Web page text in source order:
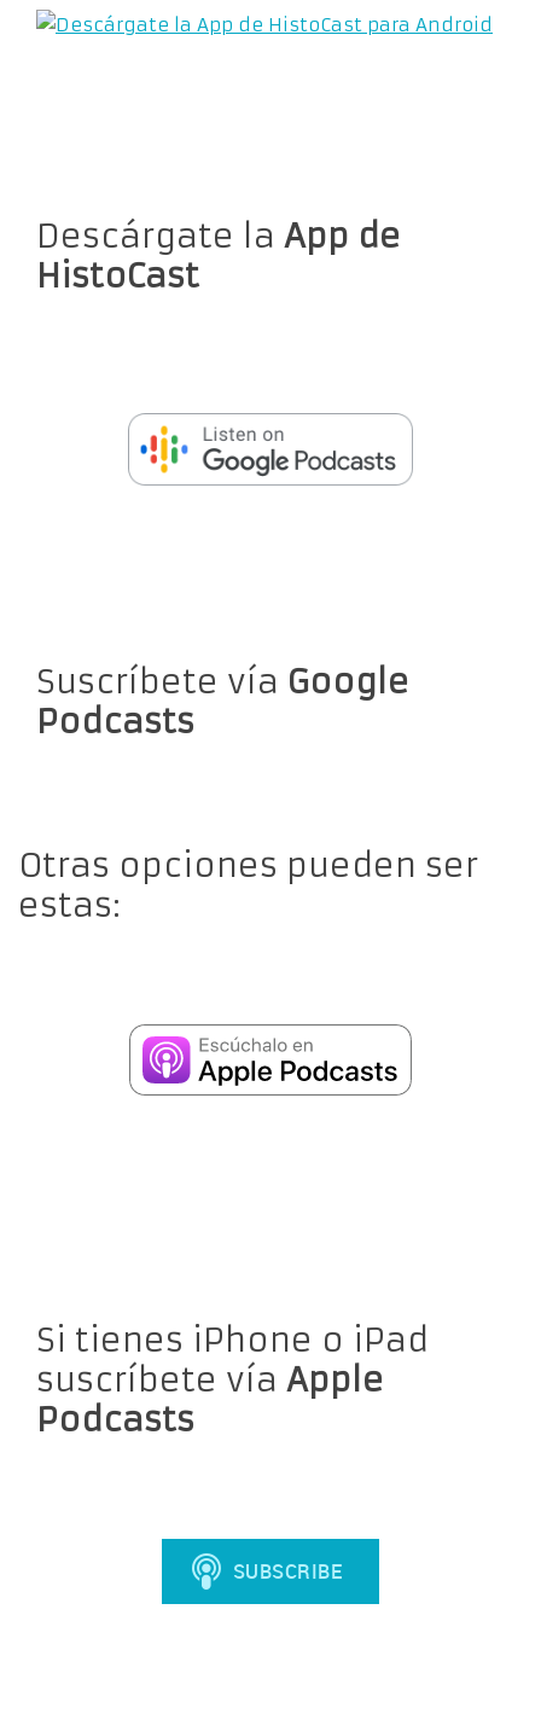
Descárgate la App de
HistoCast
Suscríbete vía Google
Podcasts
Otras opciones pueden ser
estas:
Si tienes iPhone o iPad
suscríbete vía Apple
Podcasts